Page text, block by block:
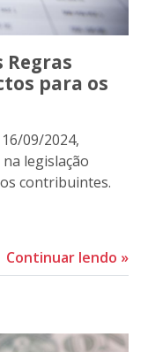
Regras
para os
09/2024,
legislação
contribuintes.
Continuar lendo »